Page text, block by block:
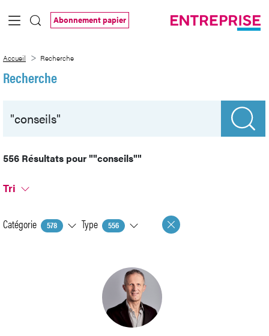
Saut au contenu principal
Abonnement papier
Accueil Recherche
Recherche
556 Résultats pour""conseils""
Tri
Catégorie 578 Type 556